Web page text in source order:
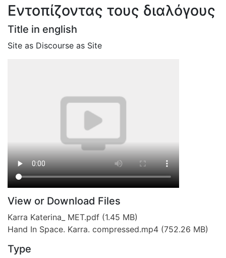
Statistics
Εντοπίζοντας τους διαλόγους
Title in english
Site as Discourse as Site
View or Download Files
Karra Katerina_ MET.pdf (1.45 MB)
Hand In Space. Karra. compressed.mp4 (752.26 MB)
Type